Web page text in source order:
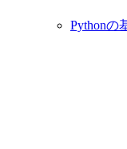
Pythonの